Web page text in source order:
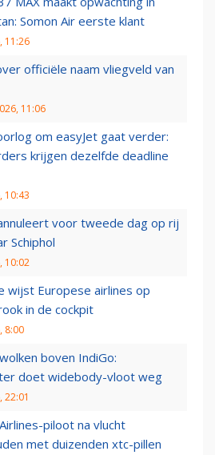
Somon Air eerste klant
11:26
officiële naam vliegveld van
11:06
om easyJet gaat verder:
krijgen dezelfde deadline
10:43
voor tweede dag op rij
Schiphol
10:02
wijst Europese airlines op
in de cockpit
8:00
boven IndiGo:
doet widebody-vloot weg
22:01
piloot na vlucht
met duizenden xtc-pillen